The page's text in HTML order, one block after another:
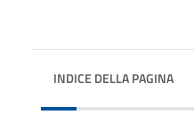
INDICE DELLA PAGINA